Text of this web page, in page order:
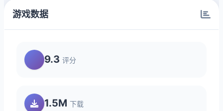
游戏数据
9.3 评分
1.5M 下载